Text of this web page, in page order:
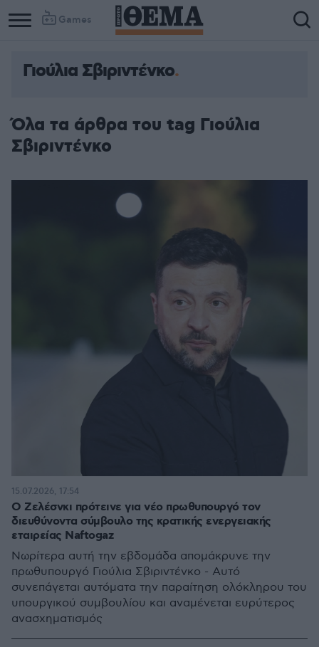
Games
Γιούλια Σβιριντένκο
Όλα τα άρθρα του tag Γιούλια
Σβιριντένκο
Ο Ζελέσνκι πρότεινε για νέο πρωθυπουργό τον
διευθύνοντα σύμβουλο της κρατικής ενεργειακής
εταιρείας Naftogaz
Νωρίτερα αυτή την εβδομάδα απομάκρυνε την
πρωθυπουργό Γιούλια Σβιριντένκο - Αυτό
συνεπάγεται αυτόματα την παραίτηση ολόκληρου του
υπουργικού συμβουλίου και αναμένεται ευρύτερος
ανασχηματισμός
15.07.2026, 17:54